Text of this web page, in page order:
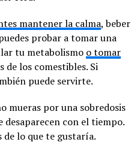
mantener la calma, beber
probar a tomar una
tu metabolismo o tomar
los comestibles. Si
puede servirte.
mueras por una sobredosis
desaparecen con el tiempo.
de lo que te gustaría.